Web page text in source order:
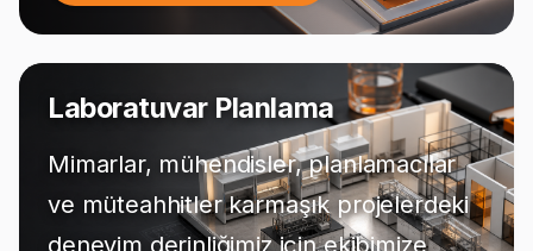
Laboratuvar Planlama
Mimarlar, mühendisler, planlamacılar
ve müteahhitler karmaşık projelerdeki
deneyim derinliğimiz için ekibimize